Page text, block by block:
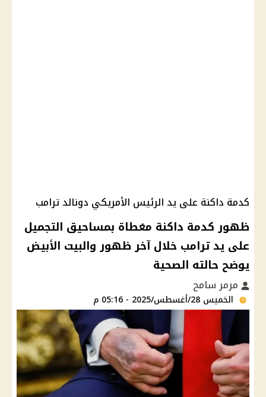
كدمة داكنة على يد الرئيس الأمريكي دونالد ترامب
ظهور كدمة داكنة مغطاة بمساحيق التجميل
على يد ترامب خلال آخر ظهور والبيت الأبيض
يوضح حالته الصحية
مرمر سامح
الخميس 28/أغسطس/2025 - 05:16 م